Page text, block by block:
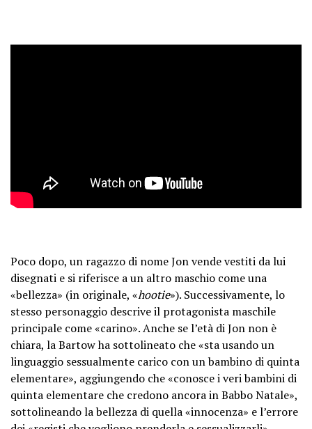
Poco dopo, un ragazzo di nome Jon vende vestiti da lui
disegnati e si riferisce a un altro maschio come una
«bellezza» (in originale, «hootie»). Successivamente, lo
stesso personaggio descrive il protagonista maschile
principale come «carino». Anche se l’età di Jon non è
chiara, la Bartow ha sottolineato che «sta usando un
linguaggio sessualmente carico con un bambino di quinta
elementare», aggiungendo che «conosce i veri bambini di
quinta elementare che credono ancora in Babbo Natale»,
sottolineando la bellezza di quella «innocenza» e l’errore